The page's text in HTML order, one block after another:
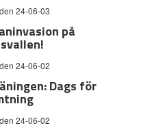
24-06-03
på
24-06-02
Dags för
24-06-02